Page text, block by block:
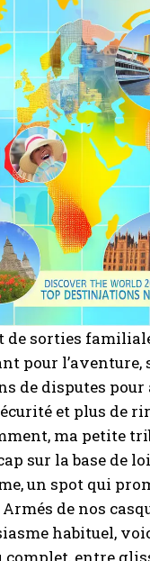
de sorties
pour l’aventure,
de disputes pour
et plus de
ma petite
sur la base de
un spot qui
de nos
habituel,